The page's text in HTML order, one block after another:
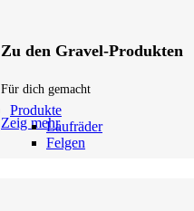
Zu den Gravel-Produkten
Für dich gemacht
Zeig mehr
Produkte
Laufräder
Felgen